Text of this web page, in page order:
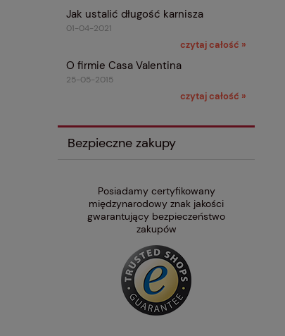
Jak ustalić długość karnisza
01-04-2021
czytaj całość »
O firmie Casa Valentina
25-05-2015
czytaj całość »
Bezpieczne zakupy
Posiadamy certyfikowany
międzynarodowy znak jakości
gwarantujący bezpieczeństwo
zakupów